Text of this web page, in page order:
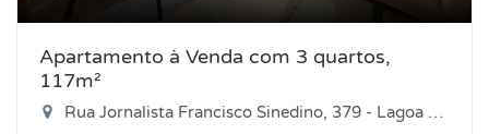
Apartamento à Venda com 3 quartos,
117m²
Rua Jornalista Francisco Sinedino, 379 - Lagoa Nova, Natal-RN